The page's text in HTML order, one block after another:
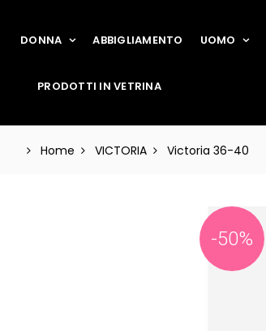
DONNA ABBIGLIAMENTO UOMO
PRODOTTI IN VETRINA
Home VICTORIA Victoria 36-40
-50%